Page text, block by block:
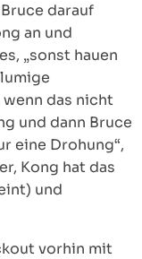
darauf
an und
„sonst hauen
das nicht
und dann Bruce
eine Drohung“,
Kong hat das
und
vorhin mit